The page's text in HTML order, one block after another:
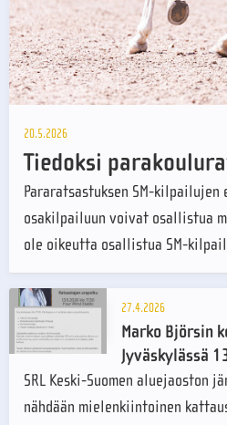
20.5.2026
Tiedoksi
Pararatsastuksen SM-kilpailujen
osakilpailuun voivat osallistua
ole oikeutta osallistua SM-
27.4.2026
Marko Björsin
Jyväskylässä
SRL Keski-Suomen aluejaoston
nähdään mielenkiintoinen